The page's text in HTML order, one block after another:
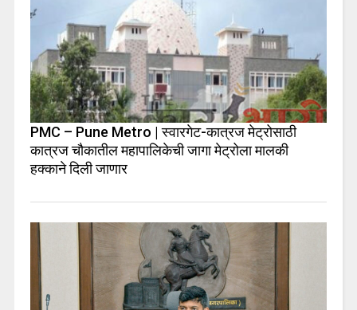
PMC – Pune Metro | स्वारगेट-कात्रज मेट्रोसाठी
कात्रज चौकातील महापालिकेची जागा मेट्रोला मालकी
हक्काने दिली जाणार